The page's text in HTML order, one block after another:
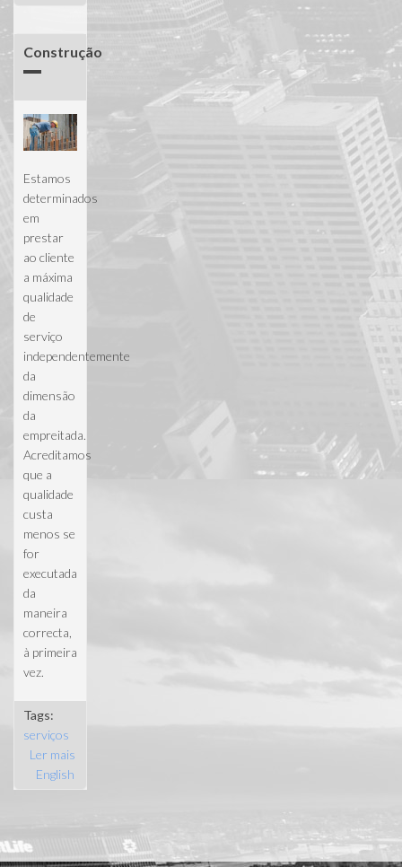
Gestão de
Construção
Estamos
determinados
em
prestar
ao cliente
a máxima
qualidade
de
serviço
independentemente
da
dimensão
da
empreitada.
Acreditamos
que a
qualidade
custa
menos se
for
executada
da
maneira
correcta,
à primeira
vez.
Tags:
serviços
Ler mais
acerca de
Construção
English